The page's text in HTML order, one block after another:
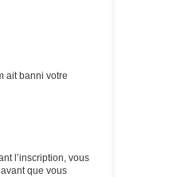
ait banni votre
l’inscription, vous
que vous